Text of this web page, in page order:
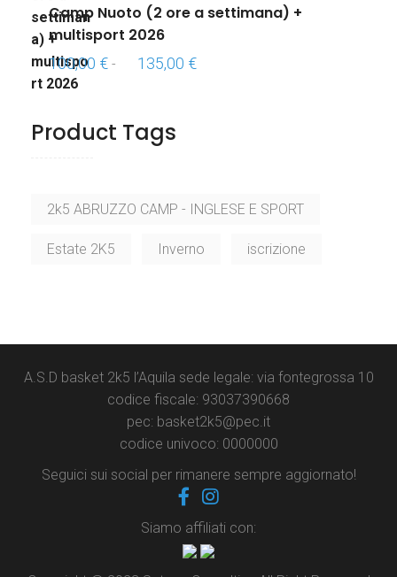
a
Camp Nuoto (2 ore a settimana) +
multisport 2026
100,00 € - 135,00 €Fascia
Product Tags
2k5 ABRUZZO CAMP - INGLESE E SPORT
Estate 2K5 Inverno iscrizione
A.S.D basket 2k5 l’Aquila sede legale: via fontegrossa 10
codice fiscale: 93037390668
pec: basket2k5@pec.it
codice univoco: 0000000
Seguici sui social per rimanere sempre aggiornato!
Siamo affiliati con: